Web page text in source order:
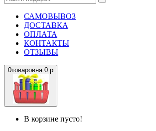
САМОВЫВОЗ
ДОСТАВКА
ОПЛАТА
КОНТАКТЫ
ОТЗЫВЫ
0товаровна 0 р
В корзине пусто!